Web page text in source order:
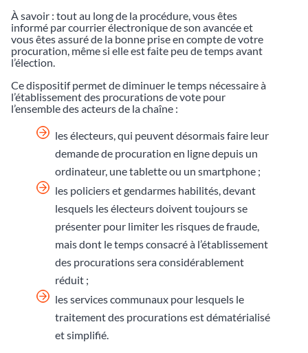
À savoir : tout au long de la procédure, vous êtes
informé par courrier électronique de son avancée et
vous êtes assuré de la bonne prise en compte de votre
procuration, même si elle est faite peu de temps avant
l’élection.
Ce dispositif permet de diminuer le temps nécessaire à
l’établissement des procurations de vote pour
l’ensemble des acteurs de la chaîne :
les électeurs, qui peuvent désormais faire leur
demande de procuration en ligne depuis un
ordinateur, une tablette ou un smartphone ;
les policiers et gendarmes habilités, devant
lesquels les électeurs doivent toujours se
présenter pour limiter les risques de fraude,
mais dont le temps consacré à l’établissement
des procurations sera considérablement
réduit ;
les services communaux pour lesquels le
traitement des procurations est dématérialisé
et simplifié.